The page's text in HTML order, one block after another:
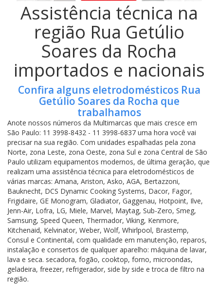
Assistência técnica na
região Rua Getúlio
Soares da Rocha
importados e nacionais
Confira alguns eletrodomésticos Rua
Getúlio Soares da Rocha que
trabalhamos
Anote nossos números da Multimarcas que mais cresce em
São Paulo: 11 3998-8432 - 11 3998-6837 uma hora você vai
precisar na sua região. Com unidades espalhadas pela zona
Norte, zona Leste, zona Oeste, zona Sul e zona Central de São
Paulo utilizam equipamentos modernos, de última geração, que
realizam uma assistência técnica para eletrodomésticos de
várias marcas: Amana, Ariston, Asko, AGA, Bertazzoni,
Bauknecht, DCS Dynamic Cooking Systems, Dacor, Fagor,
Frigidaire, GE Monogram, Gladiator, Gaggenau, Hotpoint, Ilve,
Jenn-Air, Lofra, LG, Miele, Marvel, Maytag, Sub-Zero, Smeg,
Samsung, Speed Queen, Thermador, Viking, Kenmore,
Kitchenaid, Kelvinator, Weber, Wolf, Whirlpool, Brastemp,
Consul e Continental, com qualidade em manutenção, reparos,
instalação e consertos de qualquer aparelho: máquina de lavar,
lava e seca. secadora, fogão, cooktop, forno, microondas,
geladeira, freezer, refrigerador, side by side e troca de filtro na
região.